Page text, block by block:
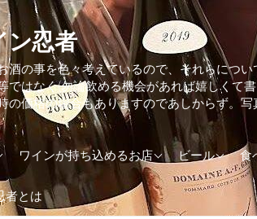
ン忍者
酒の事を色々考えているので、それらにつ
ではなく(勿論飲める機会があれば嬉しくて
の価格の場合もありますのであしからず。
ン
(UK)
ワインが持ち込めるお店
東京都
大阪府
神奈川県
ビール
アイルランド
アメリカ
イギリス(UK)
食
そ
と
イ
者とは